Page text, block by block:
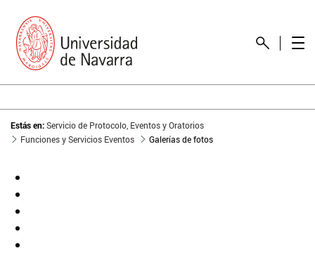
Estás en:Servicio de Protocolo, Eventos y Oratorios
Funciones y Servicios Eventos
Galerías de fotos